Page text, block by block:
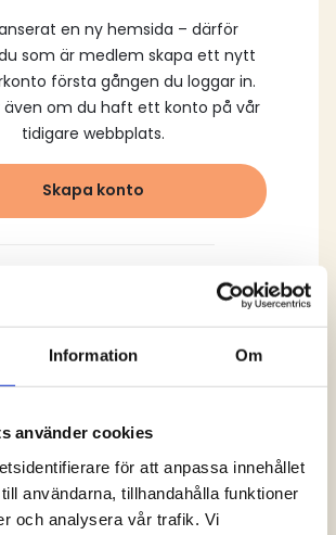
Information Om
använder cookies
för att anpassa innehållet
användarna, tillhandahålla funktioner
och analysera vår trafik. Vi
en ny hemsida – därför
som är medlem skapa ett nytt
första gången du loggar in.
även om du haft ett konto på vår
tidigare webbplats.
Skapa konto
ta del av allt som vår hemsida
Saknar du dina uppgifter?
alternativt kontakta oss så hjälper
vi dig!
Logga in